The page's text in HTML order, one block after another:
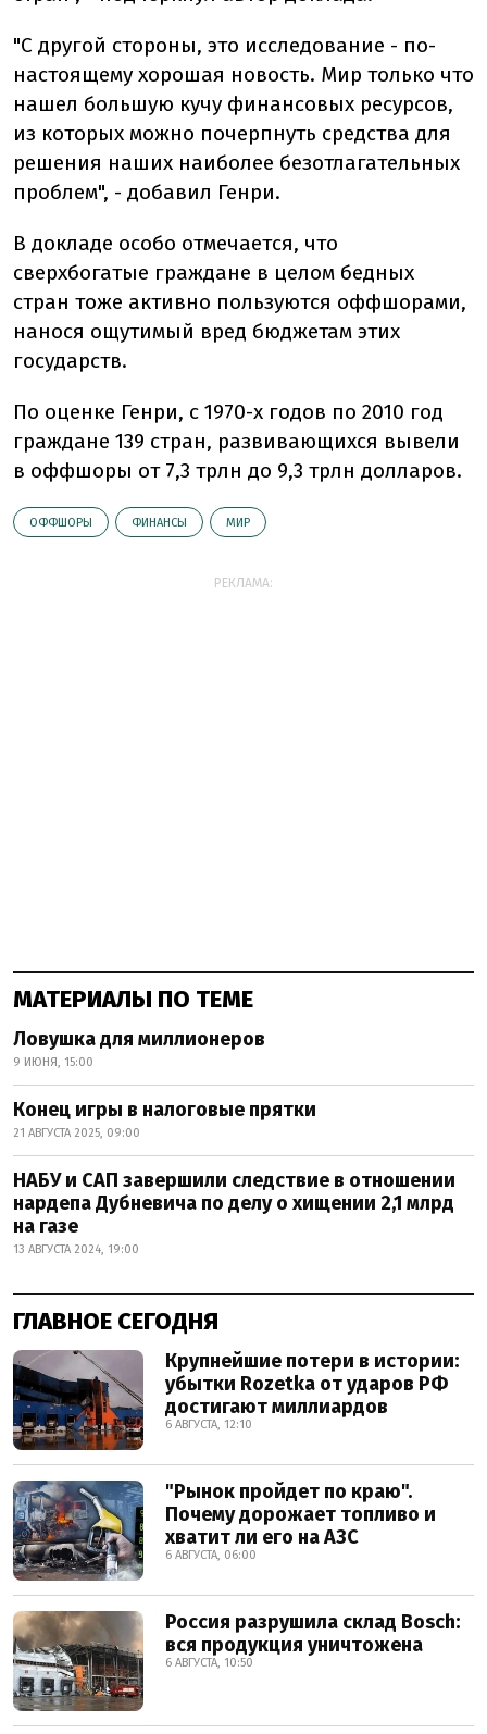
"С другой стороны, это исследование - по-
настоящему хорошая новость. Мир только что
нашел большую кучу финансовых ресурсов,
из которых можно почерпнуть средства для
решения наших наиболее безотлагательных
проблем", - добавил Генри.
В докладе особо отмечается, что
сверхбогатые граждане в целом бедных
стран тоже активно пользуются оффшорами,
нанося ощутимый вред бюджетам этих
государств.
По оценке Генри, с 1970-х годов по 2010 год
граждане 139 стран, развивающихся вывели
в оффшоры от 7,3 трлн до 9,3 трлн долларов.
ОФФШОРЫ ФИНАНСЫ МИР
РЕКЛАМА:
МАТЕРИАЛЫ ПО ТЕМЕ
Ловушка для миллионеров
9 ИЮНЯ, 15:00
Конец игры в налоговые прятки
21 АВГУСТА 2025, 09:00
НАБУ и САП завершили следствие в отношении
нардепа Дубневича по делу о хищении 2,1 млрд
на газе
13 АВГУСТА 2024, 19:00
ГЛАВНОЕ СЕГОДНЯ
Крупнейшие потери в истории:
убытки Rozetka от ударов РФ
достигают миллиардов
6 АВГУСТА, 12:10
"Рынок пройдет по краю".
Почему дорожает топливо и
хватит ли его на АЗС
6 АВГУСТА, 06:00
Россия разрушила склад Bosch:
вся продукция уничтожена
6 АВГУСТА, 10:50